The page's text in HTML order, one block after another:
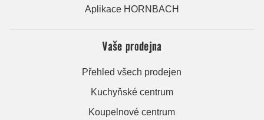
Aplikace HORNBACH
Vaše prodejna
Přehled všech prodejen
Kuchyňské centrum
Koupelnové centrum